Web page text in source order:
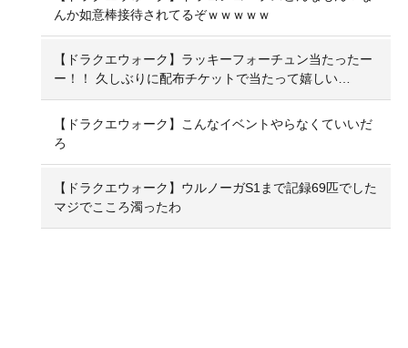
んか如意棒接待されてるぞｗｗｗｗｗ
【ドラクエウォーク】ラッキーフォーチュン当たったー
ー！！ 久しぶりに配布チケットで当たって嬉しい…
【ドラクエウォーク】こんなイベントやらなくていいだ
ろ
【ドラクエウォーク】ウルノーガS1まで記録69匹でした
マジでこころ濁ったわ